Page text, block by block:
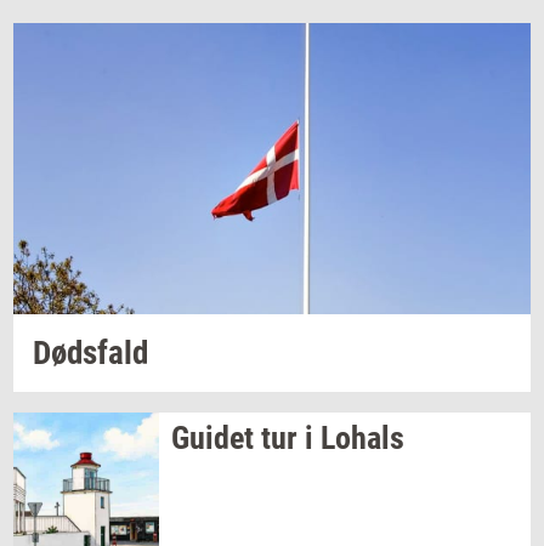
Døds­fald
Gu­i­det tur i Lo­hals